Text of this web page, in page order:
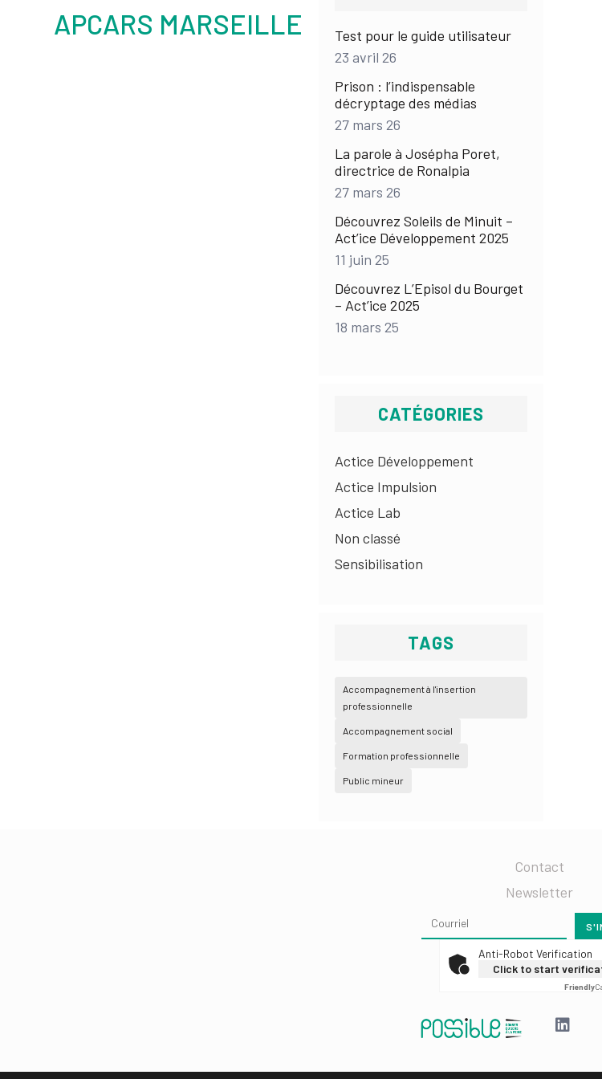
APCARS MARSEILLE
Test pour le guide utilisateur
23 avril 26
Prison : l’indispensable
décryptage des médias
27 mars 26
La parole à Josépha Poret,
directrice de Ronalpia
27 mars 26
Découvrez Soleils de Minuit –
Act’ice Développement 2025
11 juin 25
Découvrez L’Episol du Bourget
– Act’ice 2025
18 mars 25
CATÉGORIES
Actice Développement
Actice Impulsion
Actice Lab
Non classé
Sensibilisation
TAGS
Accompagnement à l'insertion
professionnelle
Accompagnement social
Formation professionnelle
Public mineur
Contact
Newsletter
Anti-Robot Verification
Click to start
Friendly